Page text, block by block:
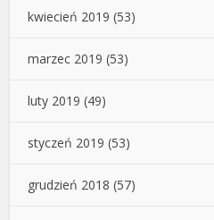
kwiecień 2019 (53)
marzec 2019 (53)
luty 2019 (49)
styczeń 2019 (53)
grudzień 2018 (57)